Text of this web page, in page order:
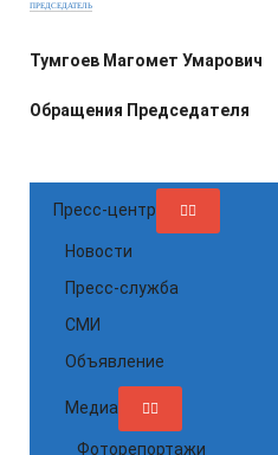
ПРЕДСЕДАТЕЛЬ
Тумгоев Магомет Умарович
Обращения Председателя
Пресс-центр
Новости
Пресс-служба
СМИ
Объявление
Медиа
Фоторепортажи